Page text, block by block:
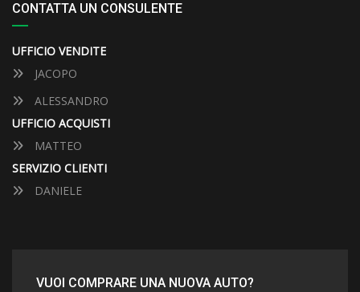
CONTATTA UN CONSULENTE
UFFICIO VENDITE
JACOPO
ALESSANDRO
UFFICIO ACQUISTI
MATTEO
SERVIZIO CLIENTI
DANIELE
VUOI COMPRARE UNA NUOVA AUTO?